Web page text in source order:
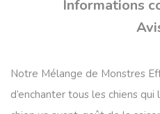
Informations
Notre Mélange de Monstres
d’enchanter tous les chiens